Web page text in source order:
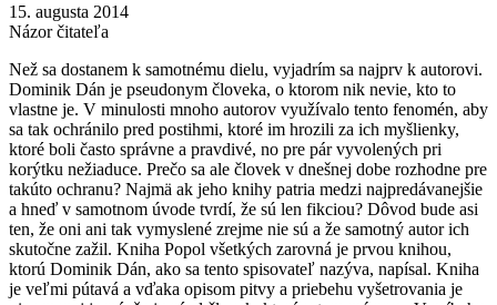
15. augusta 2014
Názor čitateľa
Než sa dostanem k samotnému dielu, vyjadrím sa najprv k autorovi.
Dominik Dán je pseudonym človeka, o ktorom nik nevie, kto to
vlastne je. V minulosti mnoho autorov využívalo tento fenomén, aby
sa tak ochránilo pred postihmi, ktoré im hrozili za ich myšlienky,
ktoré boli často správne a pravdivé, no pre pár vyvolených pri
korýtku nežiaduce. Prečo sa ale človek v dnešnej dobe rozhodne pre
takúto ochranu? Najmä ak jeho knihy patria medzi najpredávanejšie
a hneď v samotnom úvode tvrdí, že sú len fikciou? Dôvod bude asi
ten, že oni ani tak vymyslené zrejme nie sú a že samotný autor ich
skutočne zažil. Kniha Popol všetkých zarovná je prvou knihou,
ktorú Dominik Dán, ako sa tento spisovateľ nazýva, napísal. Kniha
je veľmi pútavá a vďaka opisom pitvy a priebehu vyšetrovania je